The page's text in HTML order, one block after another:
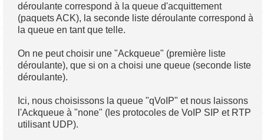
déroulante correspond à la queue d'acquittement
(paquets ACK), la seconde liste déroulante correspond à
la queue en tant que telle.
On ne peut choisir une "Ackqueue" (première liste
déroulante), que si on a choisi une queue (seconde liste
déroulante).
Ici, nous choisissons la queue "qVoIP" et nous laissons
l'Ackqueue à "none" (les protocoles de VoIP SIP et RTP
utilisant UDP).